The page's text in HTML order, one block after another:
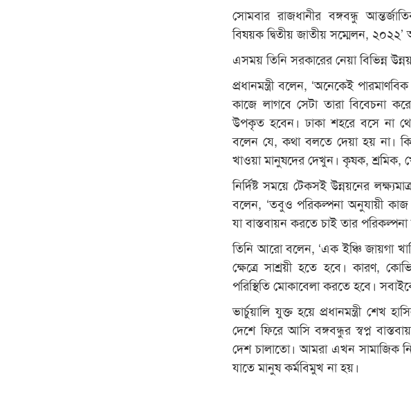
সোমবার রাজধানীর বঙ্গবন্ধু
বিষয়ক দ্বিতীয় জাতীয় সম্মেলন,
এসময় তিনি সরকারের নেয়া বিভিন্ন
প্রধানমন্ত্রী বলেন, ‘অনেকেই
কাজে লাগবে সেটা তারা বিবেচনা
উপকৃত হবেন। ঢাকা শহরে বসে না
বলেন যে, কথা বলতে দেয়া হয় না।
খাওয়া মানুষদের দেখুন। কৃষক, শ্রমিক,
নির্দিষ্ট সময়ে টেকসই উন্নয়নের
বলেন, ‘তবুও পরিকল্পনা অনুযায়ী
যা বাস্তবায়ন করতে চাই তার
তিনি আরো বলেন, ‘এক ইঞ্চি জায়গা
ক্ষেত্রে সাশ্রয়ী হতে হবে। কারণ,
পরিস্থিতি মোকাবেলা করতে হবে।
ভার্চুয়ালি যুক্ত হয়ে প্রধানমন্ত্রী
দেশে ফিরে আসি বঙ্গবন্ধুর স্বপ্ন
দেশ চালাতো। আমরা এখন সামাজিক
যাতে মানুষ কর্মবিমুখ না হয়।